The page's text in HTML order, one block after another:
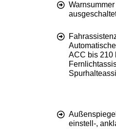
ACC bis 210
einstell-,